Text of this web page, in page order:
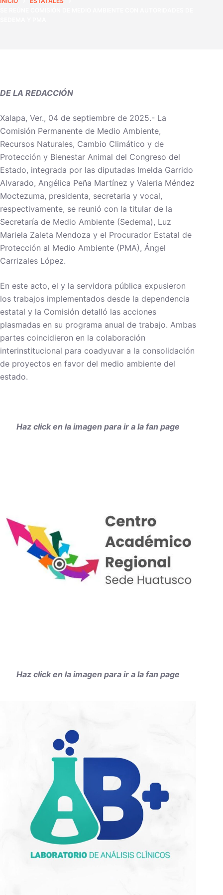
DE LA REDACCIÓN
Xalapa, Ver., 04 de septiembre de 2025.- La
Comisión Permanente de Medio Ambiente,
Recursos Naturales, Cambio Climático y de
Protección y Bienestar Animal del Congreso del
Estado, integrada por las diputadas Imelda Garrido
Alvarado, Angélica Peña Martínez y Valeria Méndez
Moctezuma, presidenta, secretaria y vocal,
respectivamente, se reunió con la titular de la
Secretaría de Medio Ambiente (Sedema), Luz
Mariela Zaleta Mendoza y el Procurador Estatal de
Protección al Medio Ambiente (PMA), Ángel
Carrizales López.
En este acto, el y la servidora pública expusieron
los trabajos implementados desde la dependencia
estatal y la Comisión detalló las acciones
plasmadas en su programa anual de trabajo. Ambas
partes coincidieron en la colaboración
interinstitucional para coadyuvar a la consolidación
de proyectos en favor del medio ambiente del
estado.
Haz click en la imagen para ir a la fan page
Haz click en la imagen para ir a la fan page